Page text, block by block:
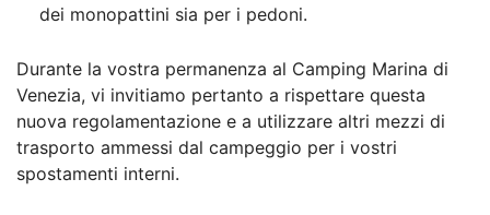
dei monopattini sia per i pedoni.
Durante la vostra permanenza al Camping Marina di
Venezia, vi invitiamo pertanto a rispettare questa
nuova regolamentazione e a utilizzare altri mezzi di
trasporto ammessi dal campeggio per i vostri
spostamenti interni.